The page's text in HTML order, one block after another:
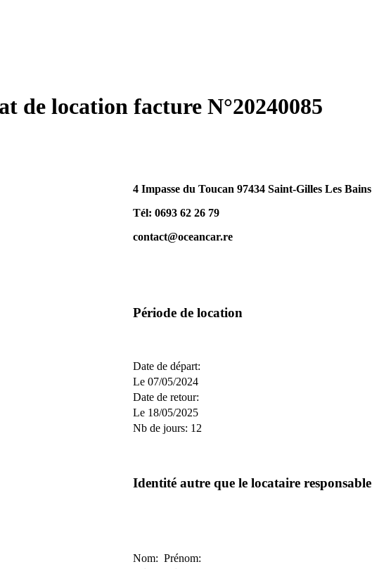
de location facture N°20240085
4 Impasse du Toucan 97434 Saint-Gilles Les Bains
Tél: 0693 62 26 79
contact@oceancar.re
Période de location
Date de départ:
Le 07/05/2024
Date de retour:
Le 18/05/2025
Nb de jours: 12
Identité autre que le locataire responsable
Nom: Prénom: